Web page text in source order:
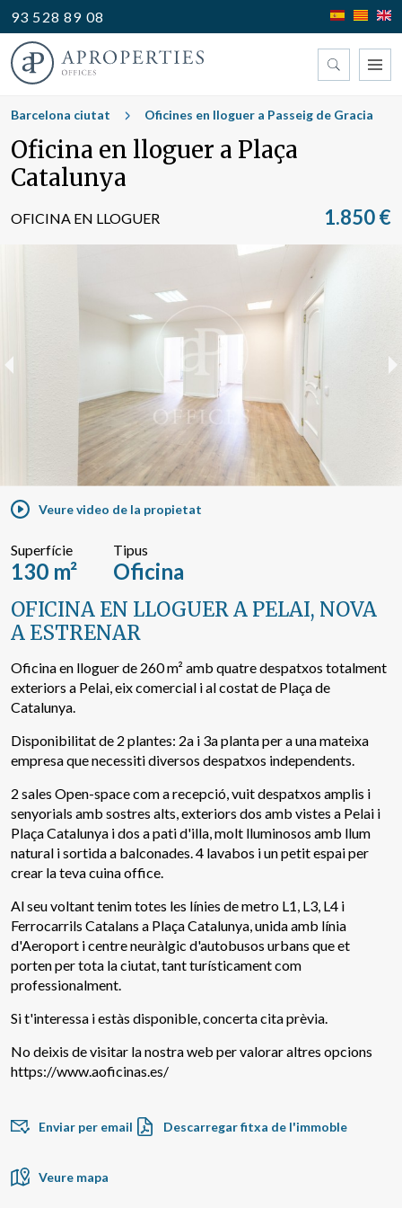
93 528 89 08
Trobi la seva oficina
Tipus
Cercar per text o referència
Cerca avançada
Barcelona ciutat Oficines en lloguer a Passeig de Gracia
Oficina en lloguer a Plaça
Catalunya
OFICINA EN LLOGUER 1.850 €
Veure video de la propietat
Superfície
130 m²
Tipus
Oficina
OFICINA EN LLOGUER A PELAI, NOVA
A ESTRENAR
Oficina en lloguer de 260 m² amb quatre despatxos totalment
exteriors a Pelai, eix comercial i al costat de Plaça de
Catalunya.
Disponibilitat de 2 plantes: 2a i 3a planta per a una mateixa
empresa que necessiti diversos despatxos independents.
2 sales Open-space com a recepció, vuit despatxos amplis i
senyorials amb sostres alts, exteriors dos amb vistes a Pelai i
Plaça Catalunya i dos a pati d'illa, molt lluminosos amb llum
natural i sortida a balconades. 4 lavabos i un petit espai per
crear la teva cuina office.
Al seu voltant tenim totes les línies de metro L1, L3, L4 i
Ferrocarrils Catalans a Plaça Catalunya, unida amb línia
d'Aeroport i centre neuràlgic d'autobusos urbans que et
porten per tota la ciutat, tant turísticament com
professionalment.
Si t'interessa i estàs disponible, concerta cita prèvia.
No deixis de visitar la nostra web per valorar altres opcions
https://www.aoficinas.es/
Enviar per email Descarregar fitxa de l'immoble
Veure mapa
Modificar cookies
Aquest lloc web utilitza cookies pròpies per recopilar
informació amb la finalitat de millorar els nostres serveis.
navegador podent, si així ho desitja, impedir que siguin